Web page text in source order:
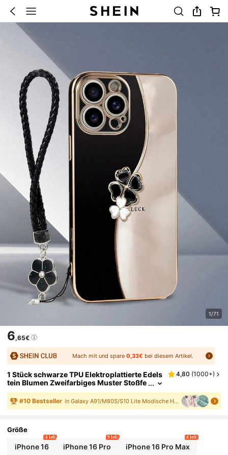
1/71
6,65€
Mach mit und spare 0,33€ bei diesem Artikel.
1 Stück schwarze TPU Elektroplattierte Edels
tein Blumen Zweifarbiges Muster Stoßfe
ste Handyhülle und 1 Stück schwarzer Bl
umen Harz Strass Schlüsselband Trageriem
en, kompatibel mit Apple/Android Smartpho
4,80 (1000+)
#10 Bestseller in Galaxy A91/M80S/S10 Lite Modische Handyhüllen
Größe
iPhone 16
4 left
iPhone 16 Pro
9 left
iPhone 16 Pro Max
4 left